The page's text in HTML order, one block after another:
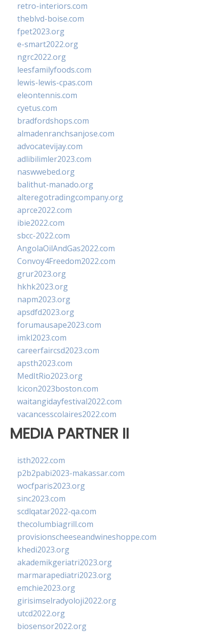
retro-interiors.com
theblvd-boise.com
fpet2023.org
e-smart2022.org
ngrc2022.org
leesfamilyfoods.com
lewis-lewis-cpas.com
eleontennis.com
cyetus.com
bradfordshops.com
almadenranchsanjose.com
advocatevijay.com
adlibilimler2023.com
naswwebed.org
balithut-manado.org
alteregotradingcompany.org
aprce2022.com
ibie2022.com
sbcc-2022.com
AngolaOilAndGas2022.com
Convoy4Freedom2022.com
grur2023.org
hkhk2023.org
napm2023.org
apsdfd2023.org
forumausape2023.com
imkl2023.com
careerfaircsd2023.com
apsth2023.com
MedItRio2023.org
lcicon2023boston.com
waitangidayfestival2022.com
vacancesscolaires2022.com
MEDIA PARTNER II
isth2022.com
p2b2pabi2023-makassar.com
wocfparis2023.org
sinc2023.com
scdlqatar2022-qa.com
thecolumbiagrill.com
provisionscheeseandwineshoppe.com
khedi2023.org
akademikgeriatri2023.org
marmarapediatri2023.org
emchie2023.org
girisimselradyoloji2022.org
utcd2022.org
biosensor2022.org